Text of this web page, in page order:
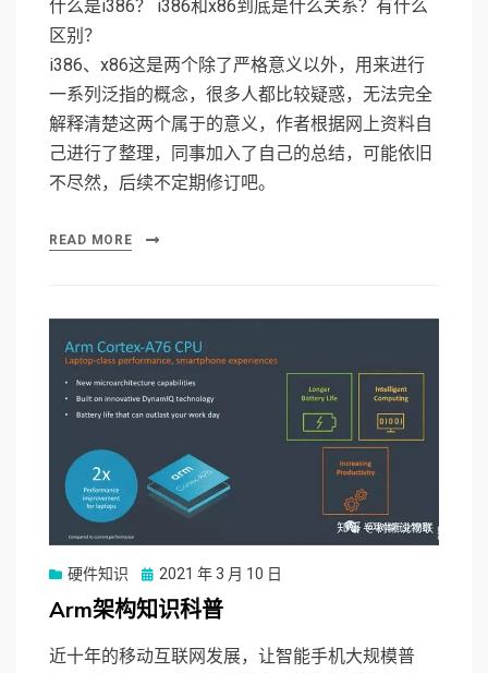
什么是i386？ i386和x86到底是什么关系？有什么
区别？
i386、x86这是两个除了严格意义以外，用来进行
一系列泛指的概念，很多人都比较疑惑，无法完全
解释清楚这两个属于的意义，作者根据网上资料自
己进行了整理，同事加入了自己的总结，可能依旧
不尽然，后续不定期修订吧。
READ MORE
硬件知识
Posted
on
2021 年 3 月 10 日
Arm架构知识科普
近十年的移动互联网发展，让智能手机大规模普